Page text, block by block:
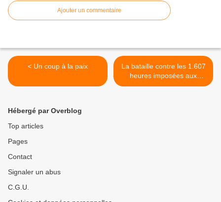
Ajouter un commentaire
< Un coup à la paix
La bataille contre les 1.607
heures imposées aux
agents des collectivités
Hébergé par Overblog
Top articles
Pages
Contact
Signaler un abus
C.G.U.